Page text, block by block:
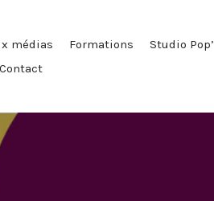
médias Formations
Studio Pop’
Contact